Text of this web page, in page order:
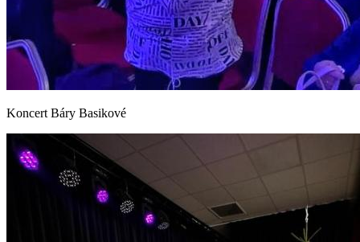
Koncert Báry Basikové